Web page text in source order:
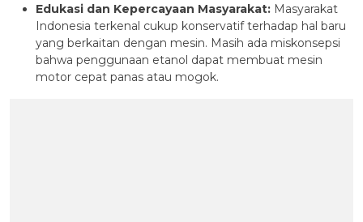
Edukasi dan Kepercayaan Masyarakat: Masyarakat
Indonesia terkenal cukup konservatif terhadap hal baru
yang berkaitan dengan mesin. Masih ada miskonsepsi
bahwa penggunaan etanol dapat membuat mesin
motor cepat panas atau mogok.